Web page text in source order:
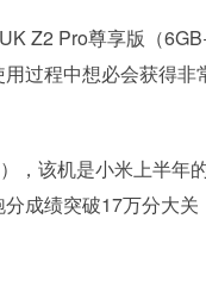
Z2 Pro尊享版（
过程中想必会获得
，该机是小米上半年
成绩突破17万分大